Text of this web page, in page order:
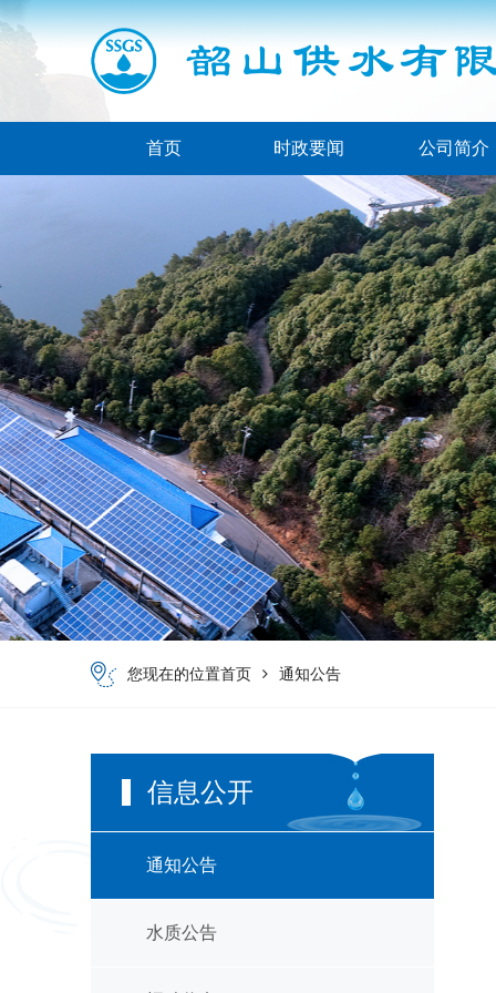
首页 时政要闻 公司简介
SHAOSHAN
WATER
韶山供水有限公
您现在的位置首页 通知公告
信息公开
通知公告
水质公告